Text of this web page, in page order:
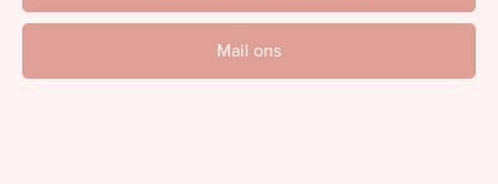
Mail ons